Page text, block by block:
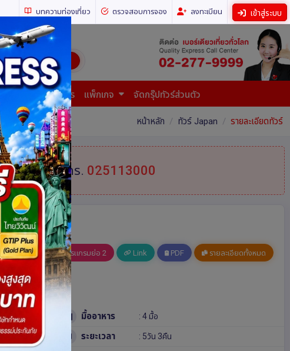
บทความท่องเที่ยว ตรวจสอบการจอง ลงทะเบียน เข้าสู่ระบบ
ทศ (เที่ยวทั่วโลก)
บริการยื่นเอกสาร แพ็กเกจ จัดกรุ๊ปทัวร์ส่วนตัว
หน้าหลัก ทัวร์ Japan รายละเอียดทัวร์
กันได้ที่ โทร. 025113000
แกรมย่อ 1 โปรแกรมย่อ 2 Link PDF รายละเอียดทั้งหมด
มทัวร์
มื้ออาหาร : 4 มื้อ
ระยะเวลา : 5วัน 3คืน